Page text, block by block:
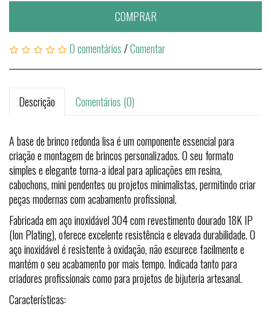
COMPRAR
0 comentários/Comentar
Descrição Comentários (0)
A base de brinco redonda lisa é um componente essencial para
criação e montagem de brincos personalizados. O seu formato
simples e elegante torna-a ideal para aplicações em resina,
cabochons, mini pendentes ou projetos minimalistas, permitindo criar
peças modernas com acabamento profissional.
Fabricada em aço inoxidável 304 com revestimento dourado 18K IP
(Ion Plating), oferece excelente resistência e elevada durabilidade. O
aço inoxidável é resistente à oxidação, não escurece facilmente e
mantém o seu acabamento por mais tempo. Indicada tanto para
criadores profissionais como para projetos de bijuteria artesanal.
Características: